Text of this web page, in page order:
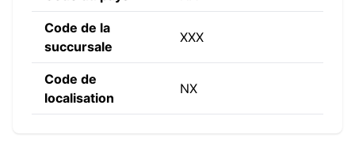
Code de la
succursale
XXX
Code de
localisation
NX